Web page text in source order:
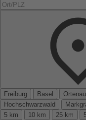
Freiburg
Basel Ortenau
Hochschwarzwald
5 km
10 km 25 km